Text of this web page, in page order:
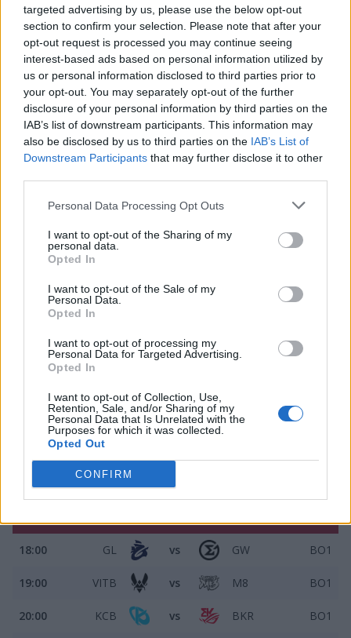
targeted advertising by us, please use the below opt-out
section to confirm your selection. Please note that after your
opt-out request is processed you may continue seeing
interest-based ads based on personal information utilized by
us or personal information disclosed to third parties prior to
your opt-out. You may separately opt-out of the further
disclosure of your personal information by third parties on the
IAB’s list of downstream participants. This information may
also be disclosed by us to third parties on the IAB’s List of
Downstream Participants that may further disclose it to other
Personal Data Processing Opt Outs
I want to opt-out of the Sharing of my
personal data.
Opted In
I want to opt-out of the Sale of my
Personal Data.
Opted In
I want to opt-out of processing my
Personal Data for Targeted Advertising.
Opted In
I want to opt-out of Collection, Use,
Retention, Sale, and/or Sharing of my
Personal Data that Is Unrelated with the
Purposes for which it was collected.
Opted Out
CONFIRM
A jak zapowiada się ta kolejka LFL dla Shlatana? Cóż,
dla fanów polskiego dżunglera nie ma dobrych wieści.
Przed kompanią 23-latka ogromne wyzwanie w ciągu
dwóch najbliższych dni. Dzisiejszego wieczoru Team
BDS Academy podejmie Ici Japon Corp. Esport.
Wicemistrzowie Francji są obecnie na czteromeczowym
paśmie zwycięstw i ani myślą o ewentualnej wpadce
przeciwko BDSA. Jutro zaś Ahmad i jego towarzysze
zawalczą z Solary. SLY w tym splicie zmagań prezentuje
się fantastycznie, legitymując się bilansem 4-2. Zatem
jeśli Shlatan nie dokona cudu, to niestety raczej nie
zobaczymy go w play-offach.
Harmonogram trzeciego tygodnia LFL 2025
23 kwietnia
SLY vs
KCB vs GL
IJC
18:00 GL vs GW BO1
19:00 VITB vs M8 BO1
20:00 KCB vs BKR BO1